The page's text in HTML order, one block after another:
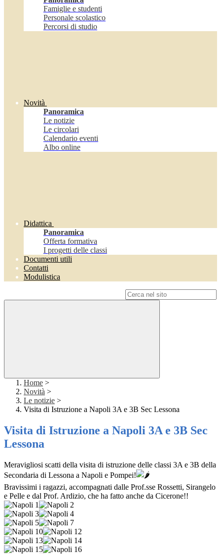
Famiglie e studenti
Personale scolastico
Percorsi di studio
Novità
Panoramica
Le notizie
Le circolari
Calendario eventi
Albo online
Didattica
Panoramica
Offerta formativa
I progetti delle classi
Documenti utili
Contatti
Modulistica
Home >
Novità >
Le notizie >
Visita di Istruzione a Napoli 3A e 3B Sec Lessona
Visita di Istruzione a Napoli 3A e 3B Sec
Lessona
Meravigliosi scatti della visita di istruzione delle classi 3A e 3B della
Secondaria di Lessona a Napoli e Pompei!
Bravissimi i ragazzi, accompagnati dalle Prof.sse Rossetti, Sirangelo
e Pelle e dal Prof. Ardizio, che ha fatto anche da Cicerone!!